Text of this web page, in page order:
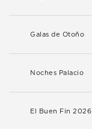
Galas de Otoño
Noches Palacio
El Buen Fin 2026